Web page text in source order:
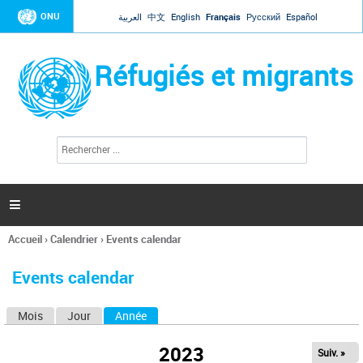
Jump to navigation
ONU العربية 中文 English Français Русский Español
Réfugiés et migrants
l
c
h
e

Vous
ici
Accueil›Calendrier› Events calendar
Events calendar
Mois Jour Année
2023 Suiv. »